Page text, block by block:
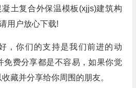
土复合外保温模板(xjjs)建筑构
用户放心下载!
，你们的支持是我们前进的动
免费分享都是不容易，如果你觉
藏并分享给你周围的朋友。